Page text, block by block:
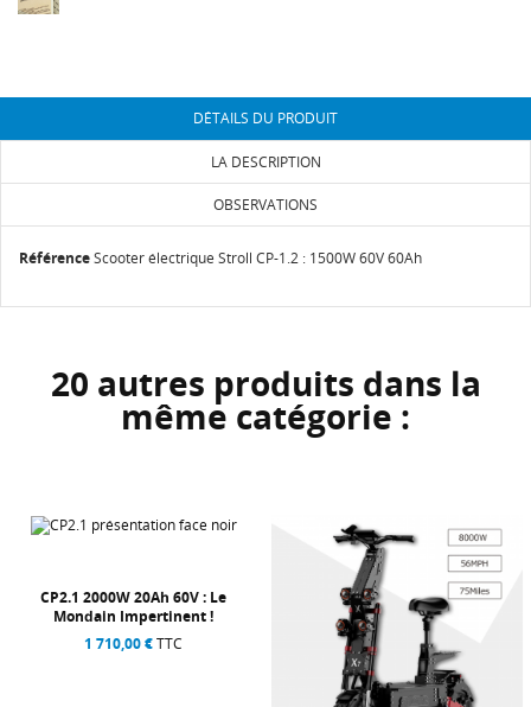
DÉTAILS DU PRODUIT
LA DESCRIPTION
OBSERVATIONS
RéférenceScooter électrique Stroll CP-1.2 : 1500W 60V 60Ah
20 autres produits dans la
même catégorie :